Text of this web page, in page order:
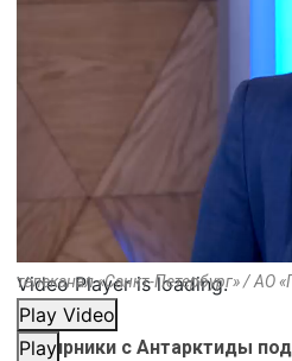
Video Player is loading.
Play Video
Play
телеканал «Санкт-Петербург» / АО
Полярники с Антарктиды